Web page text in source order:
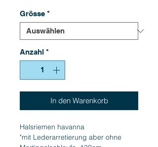
Grösse *
Anzahl *
In den Warenkorb
Halsriemen havanna
"mit Lederarretierung aber ohne